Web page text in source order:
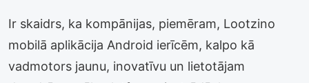
Ir skaidrs, ka kompānijas, piemēram, Lootzino
mobilā aplikācija Android ierīcēm, kalpo kā
vadmotors jaunu, inovatīvu un lietotājam